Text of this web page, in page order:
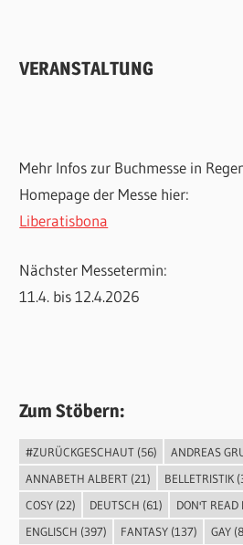
VERANSTALTUNG
Mehr Infos zur Buchmesse in
Homepage der Messe hier:
Liberatisbona
Nächster Messetermin:
11.4. bis 12.4.2026
Zum Stöbern:
#ZURÜCKGESCHAUT(56) ANDREAS
ANNABETH ALBERT(21) BELLETRISTIK
COSY(22) DEUTSCH (61) DON'T READ
ENGLISCH (397) FANTASY(137) GAY